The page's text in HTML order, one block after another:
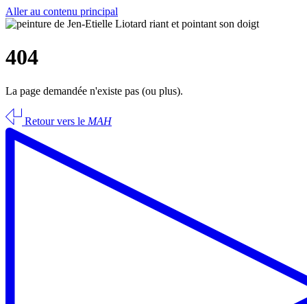
Aller au contenu principal
404
La page demandée n'existe pas (ou plus).
Retour vers le MAH